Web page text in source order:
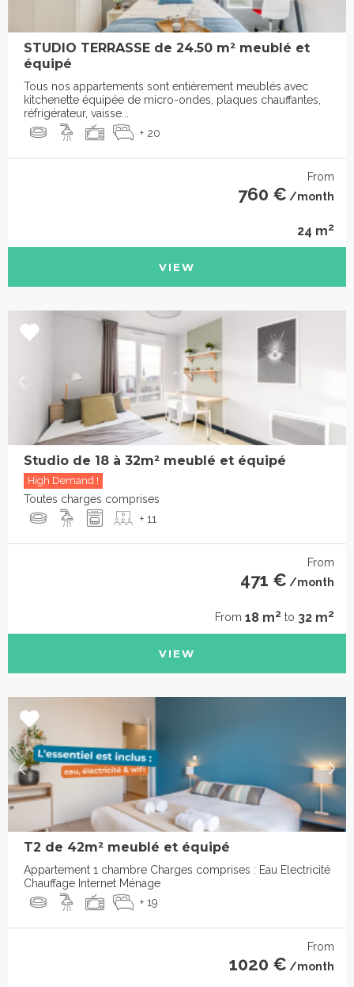
STUDIO TERRASSE de 24.50 m² meublé et
équipé
Tous nos appartements sont entièrement meublés avec
kitchenette équipée de micro-ondes, plaques chauffantes,
réfrigérateur, vaisse...
+ 20
From
760 € /month
24 m2
VIEW
Studio de 18 à 32m² meublé et équipé
High Demand !
Toutes charges comprises
+ 11
From
471 € /month
From 18 m2 to 32 m2
VIEW
T2 de 42m² meublé et équipé
Appartement 1 chambre Charges comprises : Eau Electricité
Chauffage Internet Ménage
+ 19
From
1020 € /month